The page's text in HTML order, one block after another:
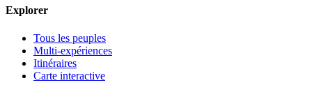
Explorer
Tous les peuples
Multi-expériences
Itinéraires
Carte interactive